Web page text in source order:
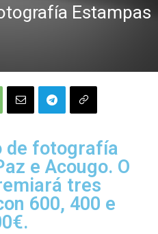
Estampas
de fotografía
e Acougo. O
tres
600, 400 e